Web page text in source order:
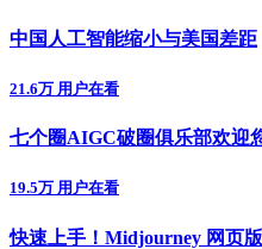
中国人工智能缩小与美国差距
21.6万 用户在看
七个圈AIGC破圈俱乐部欢迎
19.5万 用户在看
快速上手！Midjourney 网页